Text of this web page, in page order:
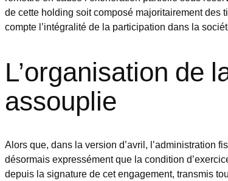
de cette holding soit composé majoritairement des
compte l’intégralité de la participation dans la
L’organisation de
assouplie
Alors que, dans la version d’avril, l’administration
désormais expressément que la condition
depuis la signature de cet engagement, transmis